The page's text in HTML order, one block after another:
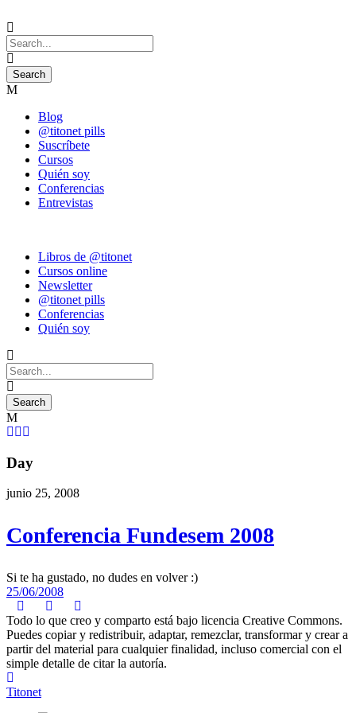
Blog
@titonet pills
Suscríbete
Cursos
Quién soy
Conferencias
Entrevistas
Libros de @titonet
Cursos online
Newsletter
@titonet pills
Conferencias
Quién soy
Day
junio 25, 2008
Conferencia Fundesem 2008
Si te ha gustado, no dudes en volver :)
25/06/2008
Todo lo que creo y comparto está bajo licencia Creative Commons.
Puedes copiar y redistribuir, adaptar, remezclar, transformar y crear a
partir del material para cualquier finalidad, incluso comercial con el
simple detalle de citar la autoría.
Titonet